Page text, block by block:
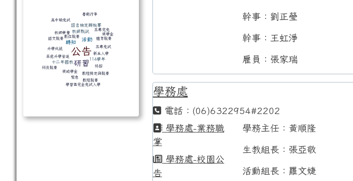
高中職免試
暑期行事
教師榮譽
語言檢定與競賽
語文競賽數位競賽
教師甄試 五專完免
轉知
公告
活動
五專免試
體育競賽
獎學金
其他升學管道
升學成就
科技競賽
十二年國教 研習
114學年
新生入學
獎助學金
特招
緊急
數理檢定與競賽
學習區完全免試入學
數理競賽
幹事：劉正瑩
幹事：王虹淨
雇員：張家瑞
學務處
電話：(06)6322954#2202
學務處-業務職
掌
學務處-校園公
告
學務主任：黃順隆
生教組長：張亞敬
活動組長：羅文婕